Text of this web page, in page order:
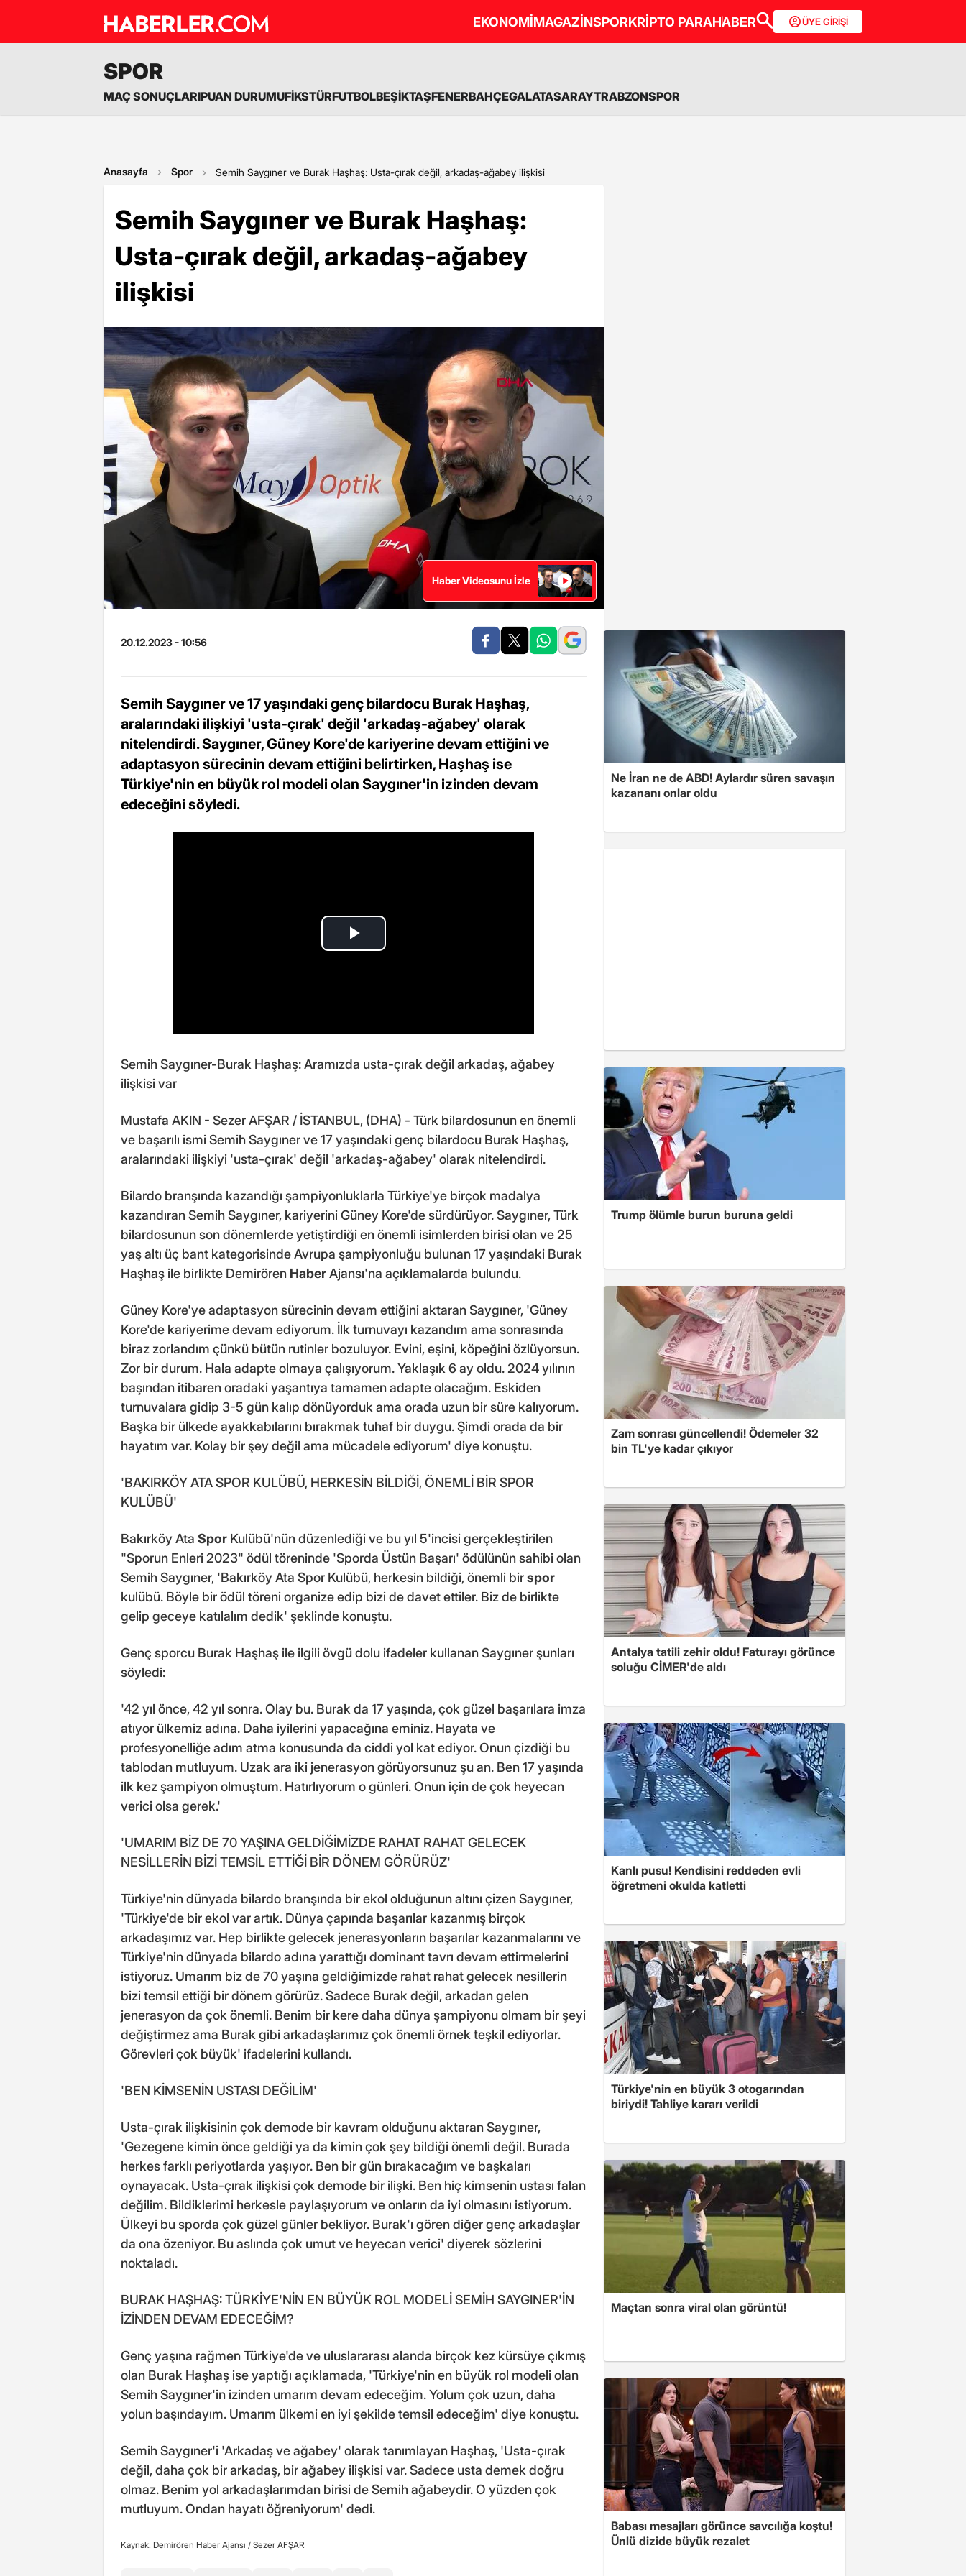
EKONOMİMAGAZİNSPORKRİPTO PARAHABER ÜYE GİRİŞİ
SPOR
MAÇ SONUÇLARIPUAN DURUMUFİKSTÜRFUTBOLBEŞİKTAŞFENERBAHÇEGALATASARAYTRABZONSPOR
Anasayfa Spor Semih Saygıner ve Burak Haşhaş: Usta-çırak değil, arkadaş-ağabey ilişkisi
Semih Saygıner ve Burak Haşhaş:
Usta-çırak değil, arkadaş-ağabey
ilişkisi
Haber Videosunu İzle
20.12.2023 - 10:56
Semih Saygıner ve 17 yaşındaki genç bilardocu Burak Haşhaş,
aralarındaki ilişkiyi 'usta-çırak' değil 'arkadaş-ağabey' olarak
nitelendirdi. Saygıner, Güney Kore'de kariyerine devam ettiğini ve
adaptasyon sürecinin devam ettiğini belirtirken, Haşhaş ise
Türkiye'nin en büyük rol modeli olan Saygıner'in izinden devam
edeceğini söyledi.
Semih Saygıner-Burak Haşhaş: Aramızda usta-çırak değil arkadaş, ağabey
ilişkisi var
Mustafa AKIN - Sezer AFŞAR / İSTANBUL, (DHA) - Türk bilardosunun en önemli
ve başarılı ismi Semih Saygıner ve 17 yaşındaki genç bilardocu Burak Haşhaş,
aralarındaki ilişkiyi 'usta-çırak' değil 'arkadaş-ağabey' olarak nitelendirdi.
Bilardo branşında kazandığı şampiyonluklarla Türkiye'ye birçok madalya
kazandıran Semih Saygıner, kariyerini Güney Kore'de sürdürüyor. Saygıner, Türk
bilardosunun son dönemlerde yetiştirdiği en önemli isimlerden birisi olan ve 25
yaş altı üç bant kategorisinde Avrupa şampiyonluğu bulunan 17 yaşındaki Burak
Haşhaş ile birlikte Demirören HaberAjansı'na açıklamalarda bulundu.
Güney Kore'ye adaptasyon sürecinin devam ettiğini aktaran Saygıner, 'Güney
Kore'de kariyerime devam ediyorum. İlk turnuvayı kazandım ama sonrasında
biraz zorlandım çünkü bütün rutinler bozuluyor. Evini, eşini, köpeğini özlüyorsun.
Zor bir durum. Hala adapte olmaya çalışıyorum. Yaklaşık 6 ay oldu. 2024 yılının
başından itibaren oradaki yaşantıya tamamen adapte olacağım. Eskiden
turnuvalara gidip 3-5 gün kalıp dönüyorduk ama orada uzun bir süre kalıyorum.
Başka bir ülkede ayakkabılarını bırakmak tuhaf bir duygu. Şimdi orada da bir
hayatım var. Kolay bir şey değil ama mücadele ediyorum' diye konuştu.
'BAKIRKÖY ATA SPOR KULÜBÜ, HERKESİN BİLDİĞİ, ÖNEMLİ BİR SPOR
KULÜBÜ'
Bakırköy Ata Spor Kulübü'nün düzenlediği ve bu yıl 5'incisi gerçekleştirilen
"Sporun Enleri 2023" ödül töreninde 'Sporda Üstün Başarı' ödülünün sahibi olan
Semih Saygıner, 'Bakırköy Ata Spor Kulübü, herkesin bildiği, önemli birspor
kulübü. Böyle bir ödül töreni organize edip bizi de davet ettiler. Biz de birlikte
gelip geceye katılalım dedik' şeklinde konuştu.
Genç sporcu Burak Haşhaş ile ilgili övgü dolu ifadeler kullanan Saygıner şunları
söyledi:
'42 yıl önce, 42 yıl sonra. Olay bu. Burak da 17 yaşında, çok güzel başarılara imza
atıyor ülkemiz adına. Daha iyilerini yapacağına eminiz. Hayata ve
profesyonelliğe adım atma konusunda da ciddi yol kat ediyor. Onun çizdiği bu
tablodan mutluyum. Uzak ara iki jenerasyon görüyorsunuz şu an. Ben 17 yaşında
ilk kez şampiyon olmuştum. Hatırlıyorum o günleri. Onun için de çok heyecan
verici olsa gerek.'
'UMARIM BİZ DE 70 YAŞINA GELDİĞİMİZDE RAHAT RAHAT GELECEK
NESİLLERİN BİZİ TEMSİL ETTİĞİ BİR DÖNEM GÖRÜRÜZ'
Türkiye'nin dünyada bilardo branşında bir ekol olduğunun altını çizen Saygıner,
'Türkiye'de bir ekol var artık. Dünya çapında başarılar kazanmış birçok
arkadaşımız var. Hep birlikte gelecek jenerasyonların başarılar kazanmalarını ve
Türkiye'nin dünyada bilardo adına yarattığı dominant tavrı devam ettirmelerini
istiyoruz. Umarım biz de 70 yaşına geldiğimizde rahat rahat gelecek nesillerin
bizi temsil ettiği bir dönem görürüz. Sadece Burak değil, arkadan gelen
jenerasyon da çok önemli. Benim bir kere daha dünya şampiyonu olmam bir şeyi
değiştirmez ama Burak gibi arkadaşlarımız çok önemli örnek teşkil ediyorlar.
Görevleri çok büyük' ifadelerini kullandı.
'BEN KİMSENİN USTASI DEĞİLİM'
Usta-çırak ilişkisinin çok demode bir kavram olduğunu aktaran Saygıner,
'Gezegene kimin önce geldiği ya da kimin çok şey bildiği önemli değil. Burada
herkes farklı periyotlarda yaşıyor. Ben bir gün bırakacağım ve başkaları
oynayacak. Usta-çırak ilişkisi çok demode bir ilişki. Ben hiç kimsenin ustası falan
değilim. Bildiklerimi herkesle paylaşıyorum ve onların da iyi olmasını istiyorum.
Ülkeyi bu sporda çok güzel günler bekliyor. Burak'ı gören diğer genç arkadaşlar
da ona özeniyor. Bu aslında çok umut ve heyecan verici' diyerek sözlerini
noktaladı.
BURAK HAŞHAŞ: TÜRKİYE'NİN EN BÜYÜK ROL MODELİ SEMİH SAYGINER'İN
İZİNDEN DEVAM EDECEĞİM?
Genç yaşına rağmen Türkiye'de ve uluslararası alanda birçok kez kürsüye çıkmış
olan Burak Haşhaş ise yaptığı açıklamada, 'Türkiye'nin en büyük rol modeli olan
Semih Saygıner'in izinden umarım devam edeceğim. Yolum çok uzun, daha
yolun başındayım. Umarım ülkemi en iyi şekilde temsil edeceğim' diye konuştu.
Semih Saygıner'i 'Arkadaş ve ağabey' olarak tanımlayan Haşhaş, 'Usta-çırak
değil, daha çok bir arkadaş, bir ağabey ilişkisi var. Sadece usta demek doğru
olmaz. Benim yol arkadaşlarımdan birisi de Semih ağabeydir. O yüzden çok
mutluyum. Ondan hayatı öğreniyorum' dedi.
Kaynak: Demirören Haber Ajansı / Sezer AFŞAR
Ne İran ne de ABD! Aylardır süren savaşın
kazananı onlar oldu
Trump ölümle burun buruna geldi
Zam sonrası güncellendi! Ödemeler 32
bin TL'ye kadar çıkıyor
Antalya tatili zehir oldu! Faturayı görünce
soluğu CİMER'de aldı
Kanlı pusu! Kendisini reddeden evli
öğretmeni okulda katletti
Türkiye'nin en büyük 3 otogarından
biriydi! Tahliye kararı verildi
Maçtan sonra viral olan görüntü!
Babası mesajları görünce savcılığa koştu!
Ünlü dizide büyük rezalet